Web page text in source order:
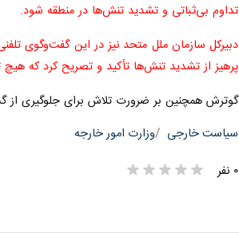
تداوم بی‌ثباتی و تشدید تنش‌ها در منطقه شود.
دبیرکل سازمان ملل متحد نیز در این گفت‌وگوی
پرهیز از تشدید تنش‌ها تأکید و تصریح کرد که هیچ
گوترش همچنین بر ضرورت تلاش برای جلوگیری از
سیاست خارجی
وزارت امور خارجه
۰ نفر